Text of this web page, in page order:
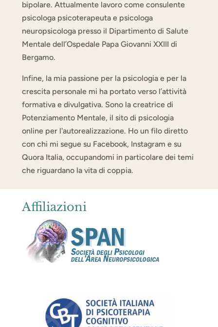
bipolare. Attualmente lavoro come consulente
psicologa psicoterapeuta e psicologa
neuropsicologa presso il Dipartimento di Salute
Mentale dell’Ospedale Papa Giovanni XXIII di
Bergamo.
Infine, la mia passione per la psicologia e per la
crescita personale mi ha portato verso l’attività
formativa e divulgativa. Sono la creatrice di
Potenziamento Mentale, il sito di psicologia
online per l'autorealizzazione. Ho un filo diretto
con chi mi segue su Facebook, Instagram e su
Quora Italia, occupandomi in particolare dei temi
che riguardano la vita di coppia.
Affiliazioni